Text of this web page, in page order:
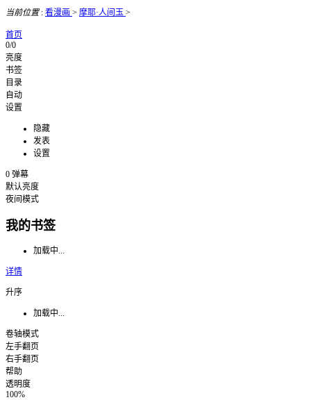
当前位置: 看漫画 > 摩耶·人间玉 >
首页
0/0
亮度
书签
目录
自动
设置
隐藏
发表
设置
0 弹幕
默认亮度
夜间模式
我的书签
加载中...
详情
升序
加载中...
卷轴模式
左手翻页
右手翻页
帮助
透明度
100%